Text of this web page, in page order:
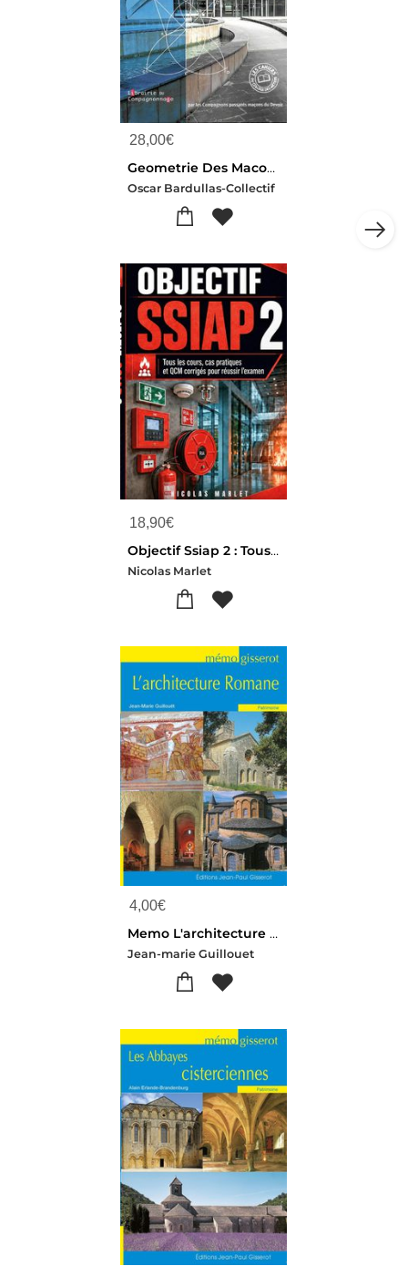
28,00€
Geometrie Des Macons : Batisseurs De L'antiquite A Nos Jours
Oscar Bardullas-Collectif
18,90€
Objectif Ssiap 2 : Tous Les Cours, Cas Pratiques, Fiches Pedagogiques Et Qcm Corriges Pour Reussir L Examen.
Nicolas Marlet
4,00€
Memo L'architecture Romane
Jean-marie Guillouet